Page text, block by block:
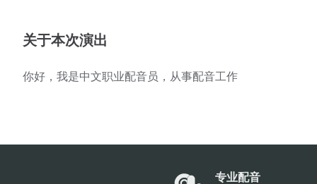
关于本次演出
你好，我是中文职业配音员，从事配音工作
专业配音